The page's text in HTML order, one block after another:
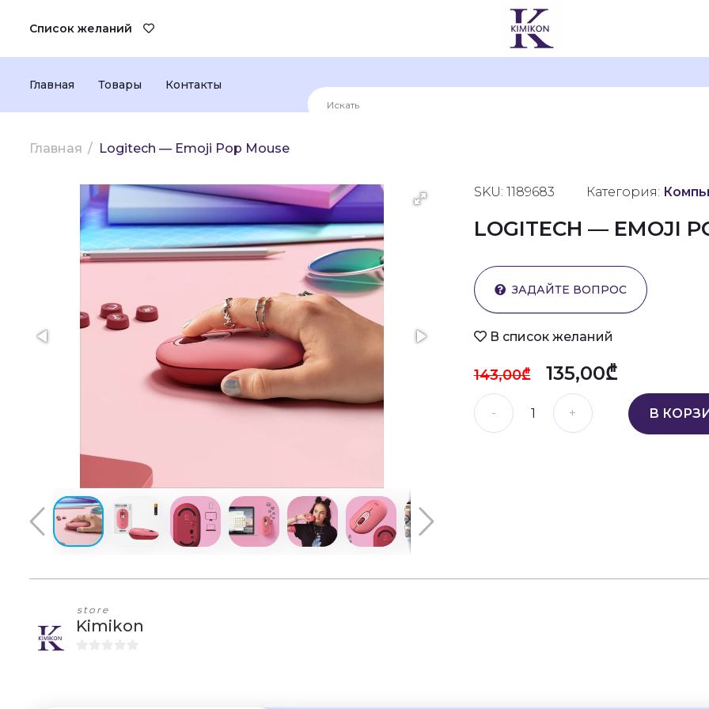
Список желаний
Главная Товары Контакты
Главная Logitech — Emoji Pop Mouse
SKU: 1189683 Категория:
LOGITECH — EMOJI
ЗАДАЙТЕ ВОПРОС
В список желаний
143,00₾ 135,00₾
В
store
Kimikon